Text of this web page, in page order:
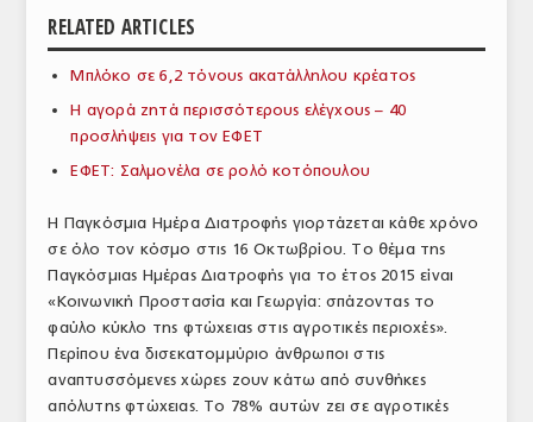
ΕΥΡΩΠΑΪΚΕΣ ΑΠΟΦΑΣΕΙΣ
ΕΜΠΟΡΙΚΟΣ ΚΑΤΑΛΟΓΟΣ
ΠΑΡΑΓΩΓΗ & ΕΜΠΟΡΙΑ
ΣΦΑΓΕΙΑ
RELATED ARTICLES
Μπλόκο σε 6,2 τόνους ακατάλληλου κρέατος
Η αγορά ζητά περισσότερους ελέγχους – 40
προσλήψεις για τον ΕΦΕΤ
ΕΦΕΤ: Σαλμονέλα σε ρολό κοτόπουλου
Η Παγκόσμια Ημέρα Διατροφής γιορτάζεται κάθε χρόνο
σε όλο τον κόσμο στις 16 Οκτωβρίου. Το θέμα της
Παγκόσμιας Ημέρας Διατροφής για το έτος 2015 είναι
«Κοινωνική Προστασία και Γεωργία: σπάζοντας το
φαύλο κύκλο της φτώχειας στις αγροτικές περιοχές».
Περίπου ένα δισεκατομμύριο άνθρωποι στις
αναπτυσσόμενες χώρες ζουν κάτω από συνθήκες
απόλυτης φτώχειας. Το 78% αυτών ζει σε αγροτικές